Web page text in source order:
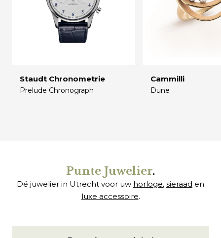
Staudt Chronometrie
Prelude Chronograph
Cammilli
Dune
Punte Juwelier.
Dé juwelier in Utrecht voor uw horloge, sieraad en
luxe accessoire.